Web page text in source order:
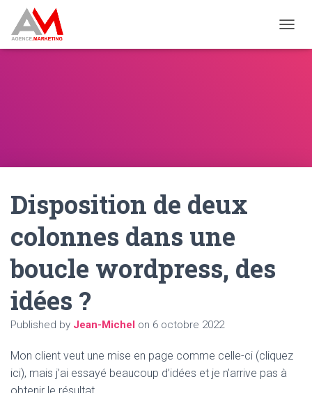
Disposition de deux
colonnes dans une
boucle wordpress, des
idées ?
Published by Jean-Michel on 6 octobre 2022
Mon client veut une mise en page comme celle-ci (cliquez
ici), mais j’ai essayé beaucoup d’idées et je n’arrive pas à